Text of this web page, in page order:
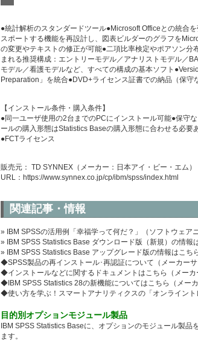
●統計解析のスタンダードツール●Microsoft Officeとの統合
スポートする機能を再設計し、図表ビルダーのグラフを
の変更やテキストの修正が可能●二項比率検定やポアソン
まれる推奨構成：エントリーモデル／アナリストモデル／
モデル／看護モデルなど、すべての構成の基本ソフト
Preparation」を統合●DVD+ライセンス証書での納品（保守
【インストール条件・購入条件】
●同一ユーザ使用の2台までのPCにインストール可能●保守
ールの購入形態はStatistics Baseの購入形態に合わせる必
●FCTライセンス
販売元： TD SYNNEX（メーカー：日本アイ・ビー・エム）
URL： https://www.synnex.co.jp/cp/ibm/spss/index.html
関連記事・情報
» IBM SPSSの活用例「幸福学って何だ？」（ソフトウェア
» IBM SPSS Statistics Base ダウンロード版（新規）の情報
» IBM SPSS Statistics Base アップグレード版の情報はこち
◆SPSS製品の再インストール･再認証について（メーカーサ
◆インストールなどに関するドキュメントはこちら（メーカ
◆IBM SPSS Statistics 28の新機能についてはこちら（メーカ
◆使い方を学ぶ！スマートアナリティクスの「オンライント
目的別オプションモジュール製品
IBM SPSS Statistics Baseに、オプションのモジュール製
ます。